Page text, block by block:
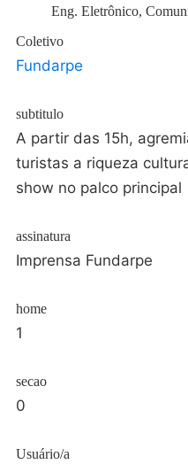
Eng. Eletrônico,
Coletivo
Fundarpe
subtitulo
A partir das 15h,
turistas a riqueza
show no palco principal
assinatura
Imprensa Fundarpe
home
1
secao
0
Usuário/a